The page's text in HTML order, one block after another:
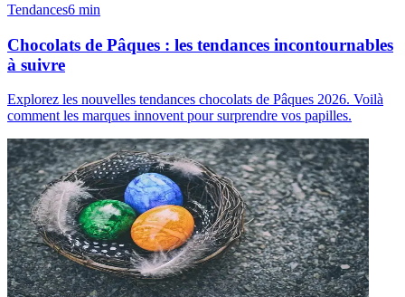
Tendances6 min
Chocolats de Pâques : les tendances incontournables
à suivre
Explorez les nouvelles tendances chocolats de Pâques 2026. Voilà
comment les marques innovent pour surprendre vos papilles.